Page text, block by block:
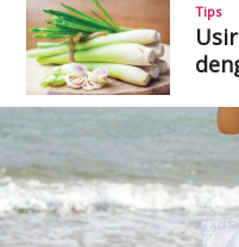
Tips